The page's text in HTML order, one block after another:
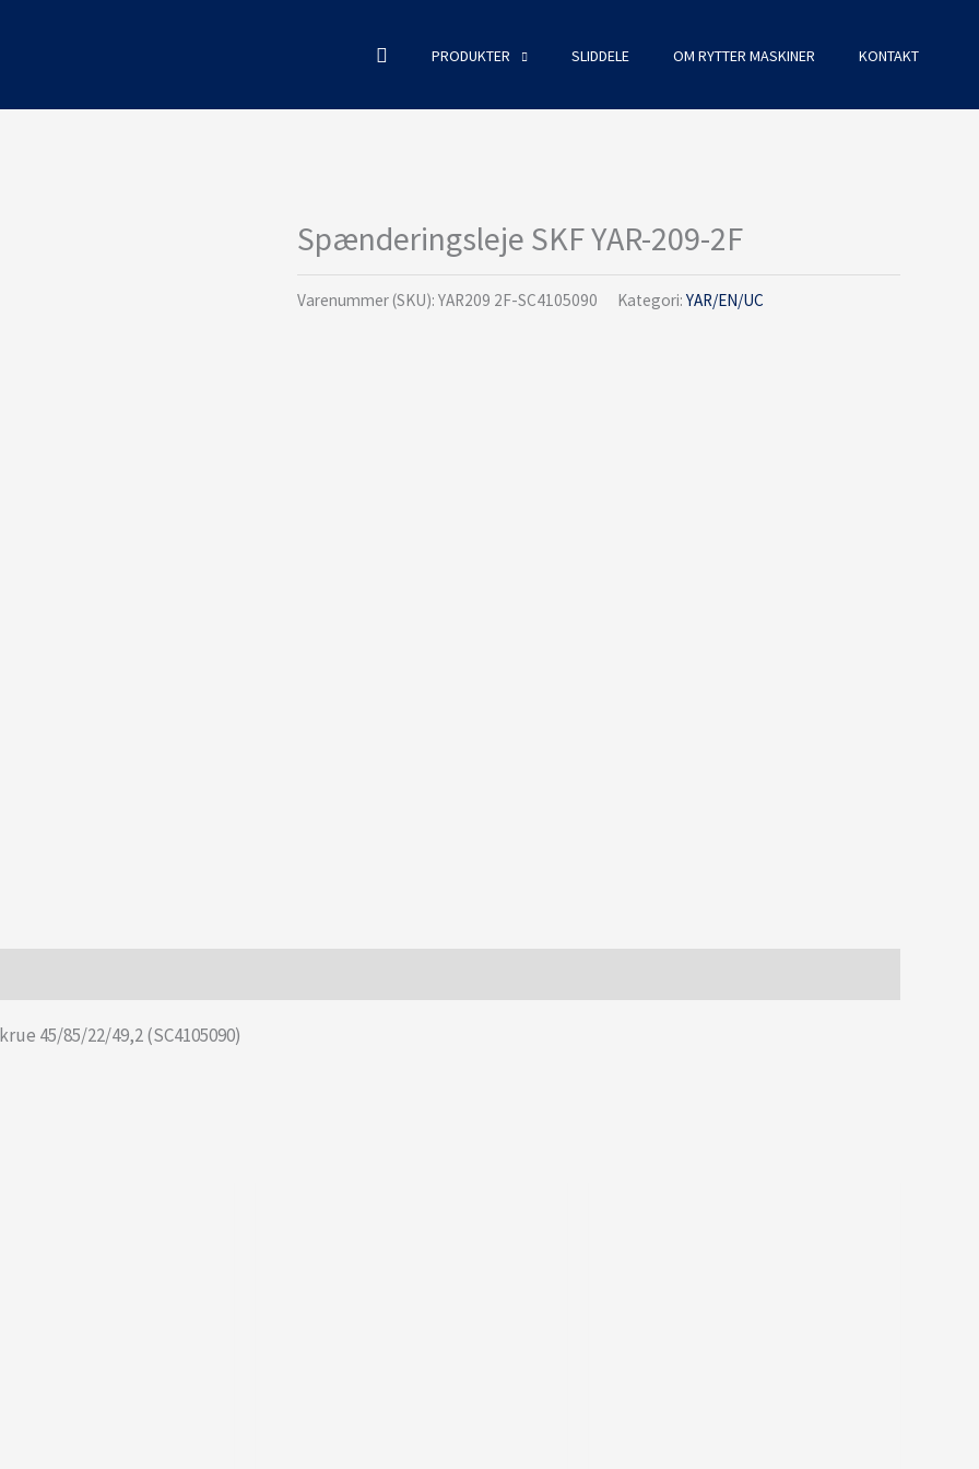
Søg PRODUKTER SLIDDELE OM RYTTER MASKINER KONTAKT
Spænderingsleje SKF YAR-209-2F
Varenummer (SKU): YAR209 2F-SC4105090 Kategori: YAR/EN/UC
45/85/22/49,2 (SC4105090)